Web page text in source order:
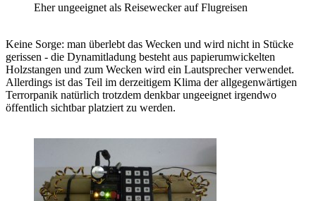
Eher ungeeignet als Reisewecker auf Flugreisen
Keine Sorge: man überlebt das Wecken und wird nicht in Stücke
gerissen - die Dynamitladung besteht aus papierumwickelten
Holzstangen und zum Wecken wird ein Lautsprecher verwendet.
Allerdings ist das Teil im derzeitigem Klima der allgegenwärtigen
Terrorpanik natürlich trotzdem denkbar ungeeignet irgendwo
öffentlich sichtbar platziert zu werden.